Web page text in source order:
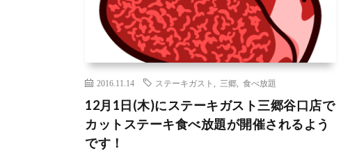
2016.11.14 ステーキガスト 三郷 食べ放題
12月1日(木)にステーキガスト三郷谷口店で
カットステーキ食べ放題が開催されるよう
です！